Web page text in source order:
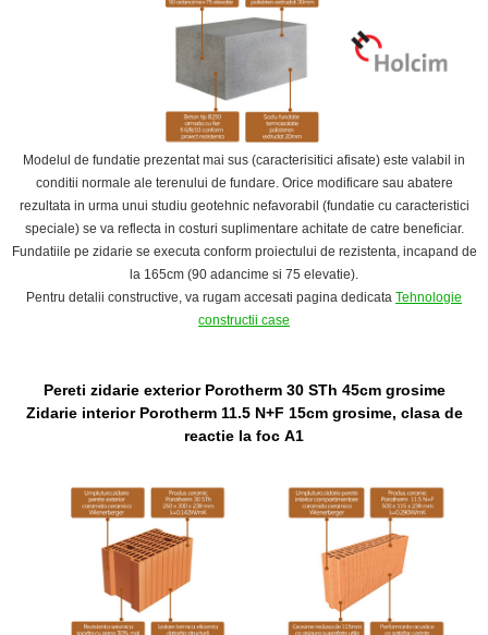
Modelul de fundatie prezentat mai sus (caracterisitici afisate) este valabil in
conditii normale ale terenului de fundare. Orice modificare sau abatere
rezultata in urma unui studiu geotehnic nefavorabil (fundatie cu caracteristici
speciale) se va reflecta in costuri suplimentare achitate de catre beneficiar.
Fundatiile pe zidarie se executa conform proiectului de rezistenta, incapand de
la 165cm (90 adancime si 75 elevatie).
Pentru detalii constructive, va rugam accesati pagina dedicata Tehnologie
constructii case
Pereti zidarie exterior Porotherm 30 STh 45cm grosime
Zidarie interior Porotherm 11.5 N+F 15cm grosime, clasa de
reactie la foc A1